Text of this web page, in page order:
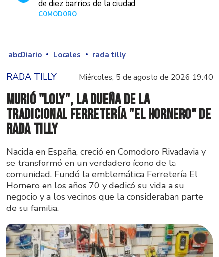
de diez barrios de la ciudad
COMODORO
abcDiario Locales rada tilly
RADA TILLY Miércoles, 5 de agosto de 2026 19:40
Murió "Loly", la dueña de la
tradicional ferretería "El Hornero" de
Rada Tilly
Nacida en España, creció en Comodoro Rivadavia y
se transformó en un verdadero ícono de la
comunidad. Fundó la emblemática Ferretería El
Hornero en los años 70 y dedicó su vida a su
negocio y a los vecinos que la consideraban parte
de su familia.